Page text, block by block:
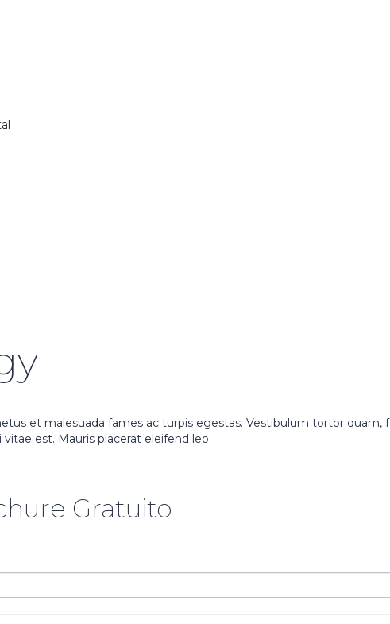
et malesuada fames ac turpis egestas. Vestibulum tortor
est. Mauris placerat eleifend leo.
Gratuito